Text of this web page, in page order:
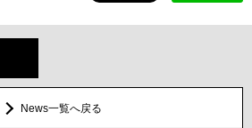
News一覧へ戻る